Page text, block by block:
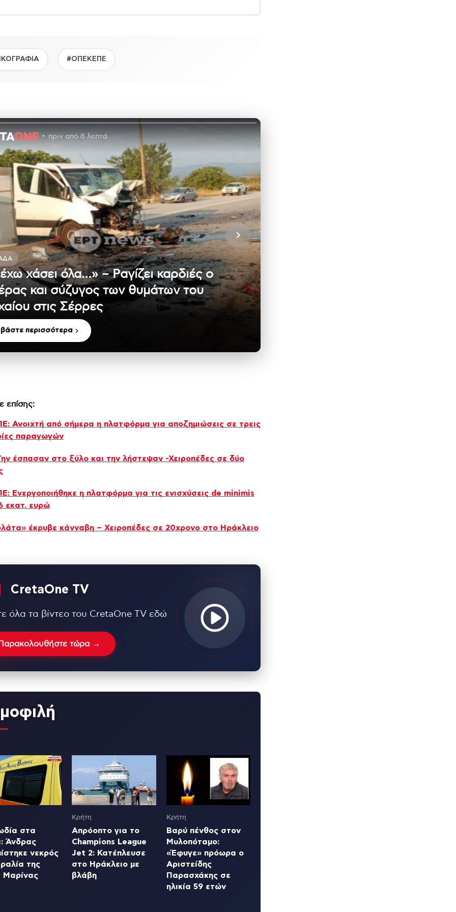
#ΟΠΕΚΕΠΕ
πριν από 8 λεπτά
χάσει όλα…» – Ραγίζει καρδιές ο
και σύζυγος των θυμάτων του
στις Σέρρες
περισσότερα
επίσης:
Ανοιχτή από σήμερα η πλατφόρμα για αποζημιώσεις σε τρεις
παραγωγών
έσπασαν στο ξύλο και την λήστεψαν -Χειροπέδες σε δύο
Ενεργοποιήθηκε η πλατφόρμα για τις ενισχύσεις de minimis
εκατ. ευρώ
έκρυβε κάνναβη – Χειροπέδες σε 20χρονο στο Ηράκλειο
CretaOne TV
όλα τα βίντεο του CretaOne TV εδώ
τώρα →
στα
Άνδρας
νεκρός
της
Μαρίνας
Κρήτη
Απρόοπτο για το
Champions League
Jet 2: Κατέπλευσε
στο Ηράκλειο με
βλάβη
Κρήτη
Βαρύ πένθος στον
Μυλοπόταμο:
«Έφυγε» πρόωρα ο
Αριστείδης
Παρασχάκης σε
ηλικία 59 ετών